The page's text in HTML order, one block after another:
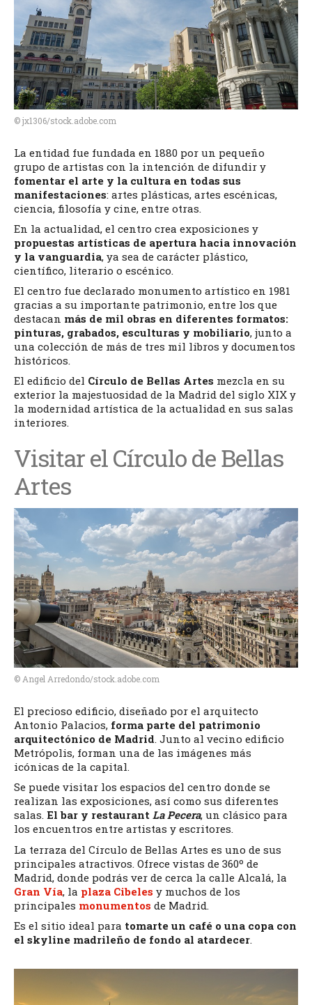
© jx1306/stock.adobe.com
La entidad fue fundada en 1880 por un pequeño
grupo de artistas con la intención de difundir y
fomentar el arte y la cultura en todas sus
manifestaciones: artes plásticas, artes escénicas,
ciencia, filosofía y cine, entre otras.
En la actualidad, el centro crea exposiciones y
propuestas artísticas de apertura hacia innovación
y la vanguardia, ya sea de carácter plástico,
científico, literario o escénico.
El centro fue declarado monumento artístico en 1981
gracias a su importante patrimonio, entre los que
destacan más de mil obras en diferentes formatos:
pinturas, grabados, esculturas y mobiliario, junto a
una colección de más de tres mil libros y documentos
históricos.
El edificio del Círculo de Bellas Artes mezcla en su
exterior la majestuosidad de la Madrid del siglo XIX y
la modernidad artística de la actualidad en sus salas
interiores.
Visitar el Círculo de Bellas
Artes
© Angel Arredondo/stock.adobe.com
El precioso edificio, diseñado por el arquitecto
Antonio Palacios, forma parte del patrimonio
arquitectónico de Madrid. Junto al vecino edificio
Metrópolis, forman una de las imágenes más
icónicas de la capital.
Se puede visitar los espacios del centro donde se
realizan las exposiciones, así como sus diferentes
salas. El bar y restaurant La Pecera, un clásico para
los encuentros entre artistas y escritores.
La terraza del Círculo de Bellas Artes es uno de sus
principales atractivos. Ofrece vistas de 360º de
Madrid, donde podrás ver de cerca la calle Alcalá, la
Gran Vía, la plaza Cibeles y muchos de los
principales monumentos de Madrid.
Es el sitio ideal para tomarte un café o una copa con
el skyline madrileño de fondo al atardecer.